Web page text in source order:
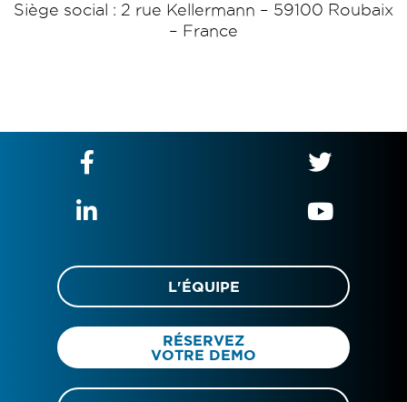
Siège social : 2 rue Kellermann – 59100 Roubaix
– France
L'ÉQUIPE
RÉSERVEZ
VOTRE DEMO